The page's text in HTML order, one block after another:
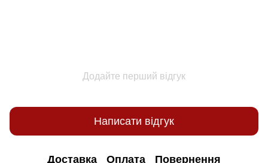
Додайте перший відгук
Написати відгук
Доставка Оплата Повернення